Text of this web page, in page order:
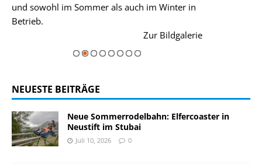
und sowohl im Sommer als auch im Winter in
Betrieb.
Zur Bildgalerie
NEUESTE BEITRÄGE
Neue Sommerrodelbahn: Elfercoaster in
Neustift im Stubai
Juli 10, 2026 0